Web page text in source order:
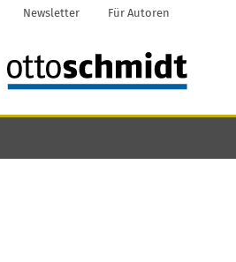
Newsletter Für Autoren